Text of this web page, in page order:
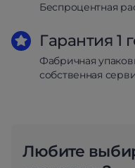
Беспроцентная
Гарантия 1
Фабричная
собственная
Любите